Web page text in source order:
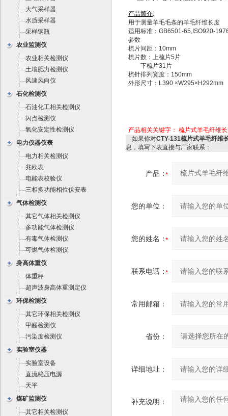
大气采样器
水质采样器
采样钢瓶
农业监测仪
农业相关检测仪
土壤肥力检测仪
风速风向仪
石化检测仪
石油化工相关检测仪
闪点检测仪
氧化安定性检测仪
电力仪器仪表
电力相关检测仪
兆欧表
电能表校验仪
三相多功能相位伏安表
气体检测仪
其它气体相关检测仪
多功能气体检测仪
有毒气体检测仪
可燃气体检测仪
身高体重仪
体重秤
超声波身高体重测定仪
环保检测仪
其它环保相关检测仪
甲醛检测仪
污染度检测仪
实验室仪器
实验室设备
直流稳压电源
天平
煤矿监测仪
其它相关检测仪
产品简介:
用于测量羊毛毛条的羊毛纤维长度
适用标准：GB6501-65,ISO920-
参数
梳片间距：10mm
梳片数：上梳片5片
下梳片31片
梳针排列宽度：150mm
外形尺寸：L390 ×W295×H292mm
产品相关关键字： 梳片式羊毛纤维
如果你对CTY-131梳片式羊毛纤维
息，填写下表直接与厂家联系：
产品：
您的单位：
您的姓名：
联系电话：
常用邮箱：
省份：
详细地址：
补充说明：